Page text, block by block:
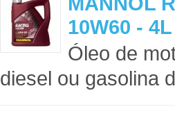
10W60 - 4L
Óleo de
diesel ou gasolina